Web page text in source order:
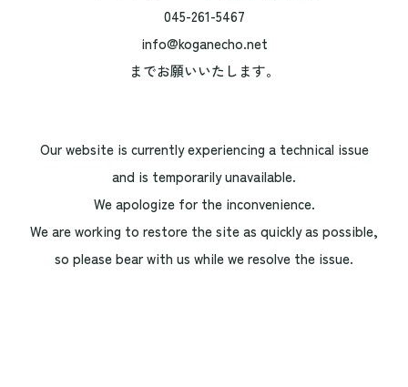
045-261-5467
info@koganecho.net
までお願いいたします。
Our website is currently experiencing a technical issue
and is temporarily unavailable.
We apologize for the inconvenience.
We are working to restore the site as quickly as possible,
so please bear with us while we resolve the issue.